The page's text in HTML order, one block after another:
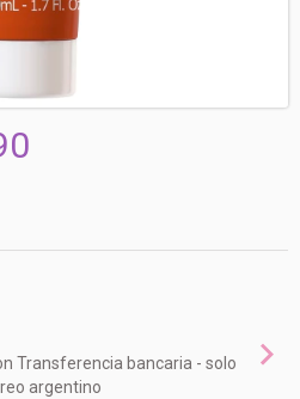
Transferencia bancaria - solo
argentino